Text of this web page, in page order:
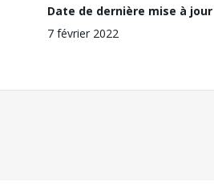
Date de dernière mise à jour
7 février 2022